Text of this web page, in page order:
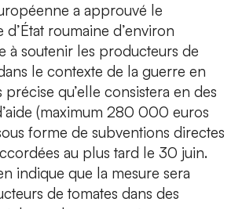
a approuvé le
roumaine d’environ
à soutenir les producteurs de
le contexte de la guerre en
qu’elle consistera en des
(maximum 280 000 euros
forme de subventions directes
au plus tard le 30 juin.
indique que la mesure sera
de tomates dans des